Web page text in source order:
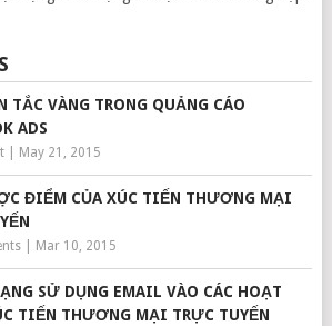
TẮC VÀNG TRONG QUẢNG CÁO
ADS
| May 21, 2015
ĐIỂM CỦA XÚC TIẾN THƯƠNG MẠI
| Mar 10, 2015
SỬ DỤNG EMAIL VÀO CÁC HOẠT
TIẾN THƯƠNG MẠI TRỰC TUYẾN